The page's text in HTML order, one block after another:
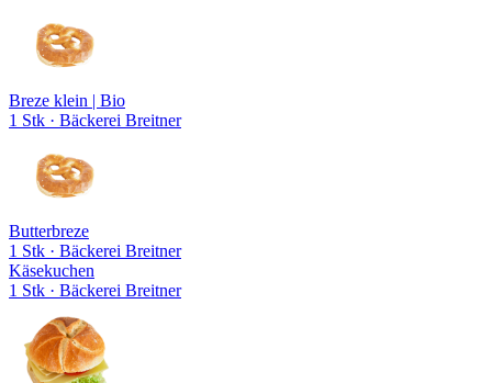
Breze klein | Bio
1 Stk · Bäckerei Breitner
Butterbreze
1 Stk · Bäckerei Breitner
Käsekuchen
1 Stk · Bäckerei Breitner